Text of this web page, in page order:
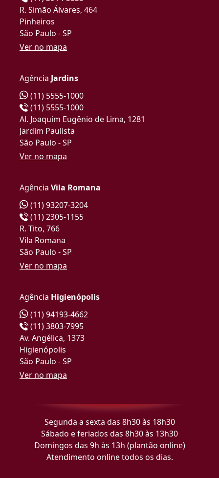
R. Simão Álvares, 464
Pinheiros
São Paulo - SP
Ver no mapa
Agência Jardins
(11) 5555-1000
(11) 5555-1000
Al. Joaquim Eugênio de Lima, 1281
Jardim Paulista
São Paulo - SP
Ver no mapa
Agência Vila Romana
(11) 93207-3204
(11) 2305-1155
R. Tito, 766
Vila Romana
São Paulo - SP
Ver no mapa
Agência Higienópolis
(11) 94193-4662
(11) 3803-7995
Av. Angélica, 1373
Higienópolis
São Paulo - SP
Ver no mapa
Segunda a sexta das 8h30 às 18h30
Sábado e feriados das 8h30 às 13h30
Domingos das 9h às 13h (plantão online)
Atendimento online todos os dias.